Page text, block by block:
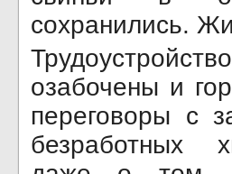
сохранились.
озабочены и
переговоры с
безработных